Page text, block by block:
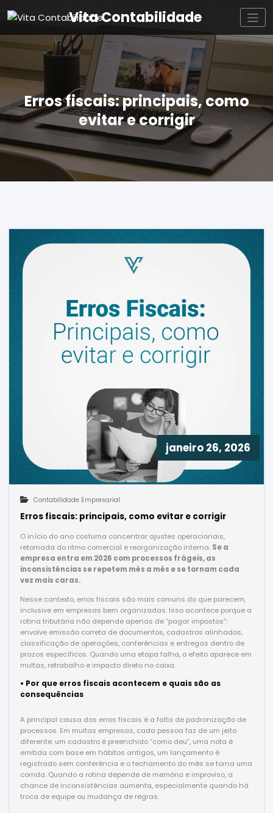
Vita Contabilidade
Erros fiscais: principais, como
evitar e corrigir
janeiro 26, 2026
Contabilidade Empresarial
Erros fiscais: principais, como evitar e corrigir
O início do ano costuma concentrar ajustes operacionais,
retomada do ritmo comercial e reorganização interna. Se a
empresa entra em 2026 com processos frágeis, as
inconsistências se repetem mês a mês e se tornam cada
vez mais caras.
Nesse contexto, erros fiscais são mais comuns do que parecem,
inclusive em empresas bem organizadas. Isso acontece porque a
rotina tributária não depende apenas de “pagar impostos”:
envolve emissão correta de documentos, cadastros alinhados,
classificação de operações, conferências e entregas dentro de
prazos específicos. Quando uma etapa falha, o efeito aparece em
multas, retrabalho e impacto direto no caixa.
• Por que erros fiscais acontecem e quais são as
consequências
A principal causa dos erros fiscais é a falta de padronização de
processos. Em muitas empresas, cada pessoa faz de um jeito
diferente: um cadastro é preenchido “como deu”, uma nota é
emitida com base em hábitos antigos, um lançamento é
registrado sem conferência e o fechamento do mês se torna uma
corrida. Quando a rotina depende de memória e improviso, a
chance de inconsistências aumenta, especialmente quando há
troca de equipe ou mudança de regras.